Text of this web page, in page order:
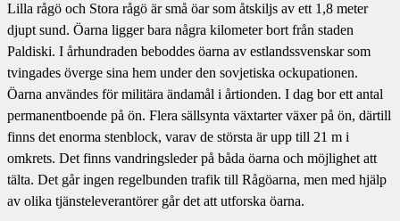
Lilla rågö och Stora rågö är små öar som åtskiljs av ett 1,8 meter
djupt sund. Öarna ligger bara några kilometer bort från staden
Paldiski. I århundraden beboddes öarna av estlandssvenskar som
tvingades överge sina hem under den sovjetiska ockupationen.
Öarna användes för militära ändamål i årtionden. I dag bor ett antal
permanentboende på ön. Flera sällsynta växtarter växer på ön, därtill
finns det enorma stenblock, varav de största är upp till 21 m i
omkrets. Det finns vandringsleder på båda öarna och möjlighet att
tälta. Det går ingen regelbunden trafik till Rågöarna, men med hjälp
av olika tjänsteleverantörer går det att utforska öarna.